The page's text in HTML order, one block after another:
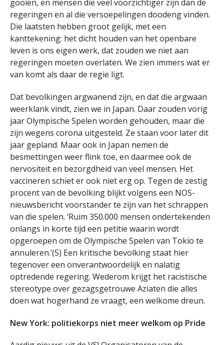
gooien, en mensen die veel voorzichtiger zijn dan de
regeringen en al die versoepelingen doodeng vinden.
Die laatsten hebben groot gelijk, met een
kanttekening: het dicht houden van het openbare
leven is ons eigen werk, dat zouden we niet aan
regeringen moeten overlaten. We zien immers wat er
van komt als daar de regie ligt.
Dat bevolkingen argwanend zijn, en dat die argwaan
weerklank vindt, zien we in Japan. Daar zouden vorig
jaar Olympische Spelen worden gehouden, maar die
zijn wegens corona uitgesteld. Ze staan voor later dit
jaar gepland. Maar ook in Japan nemen de
besmettingen weer flink toe, en daarmee ook de
nervositeit en bezorgdheid van veel mensen. Het
vaccineren schiet er ook niet erg op. Tegen de zestig
procent van de bevolking blijkt volgens een NOS-
nieuwsbericht voorstander te zijn van het schrappen
van die spelen. ‘Ruim 350.000 mensen ondertekenden
onlangs in korte tijd een petitie waarin wordt
opgeroepen om de Olympische Spelen van Tokio te
annuleren.’(5) Een kritische bevolking staat hier
tegenover een onverantwoordelijk en nalatig
optredende regering. Wederom krijgt het racistische
stereotype over gezagsgetrouwe Aziaten die alles
doen wat hogerhand ze vraagt, een welkome dreun.
New York: politiekorps niet meer welkom op Pride